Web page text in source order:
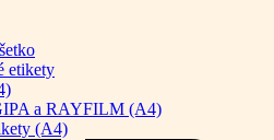
etikety
a RAYFILM (A4)
(A4)